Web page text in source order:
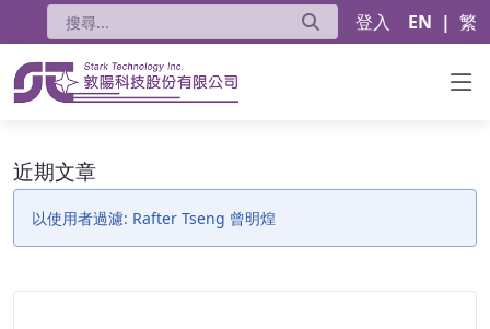
登入 EN | 繁
近期文章
以使用者過濾: Rafter Tseng 曾明煌